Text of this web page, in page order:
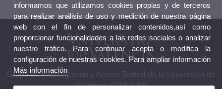
Grupo de Investigación y Acción Teatral de la Universitat de
València (GRATUV)
informamos que utilizamos cookies propias y de terceros
para realizar análisis de uso y medición de nuestra página
web con el fin de personalizar contenidos,así como
proporcionar funcionalidades a las redes sociales o analizar
nuestro tráfico. Para continuar acepta o modifica la
configuración de nuestras cookies. Para ampliar información
Más información